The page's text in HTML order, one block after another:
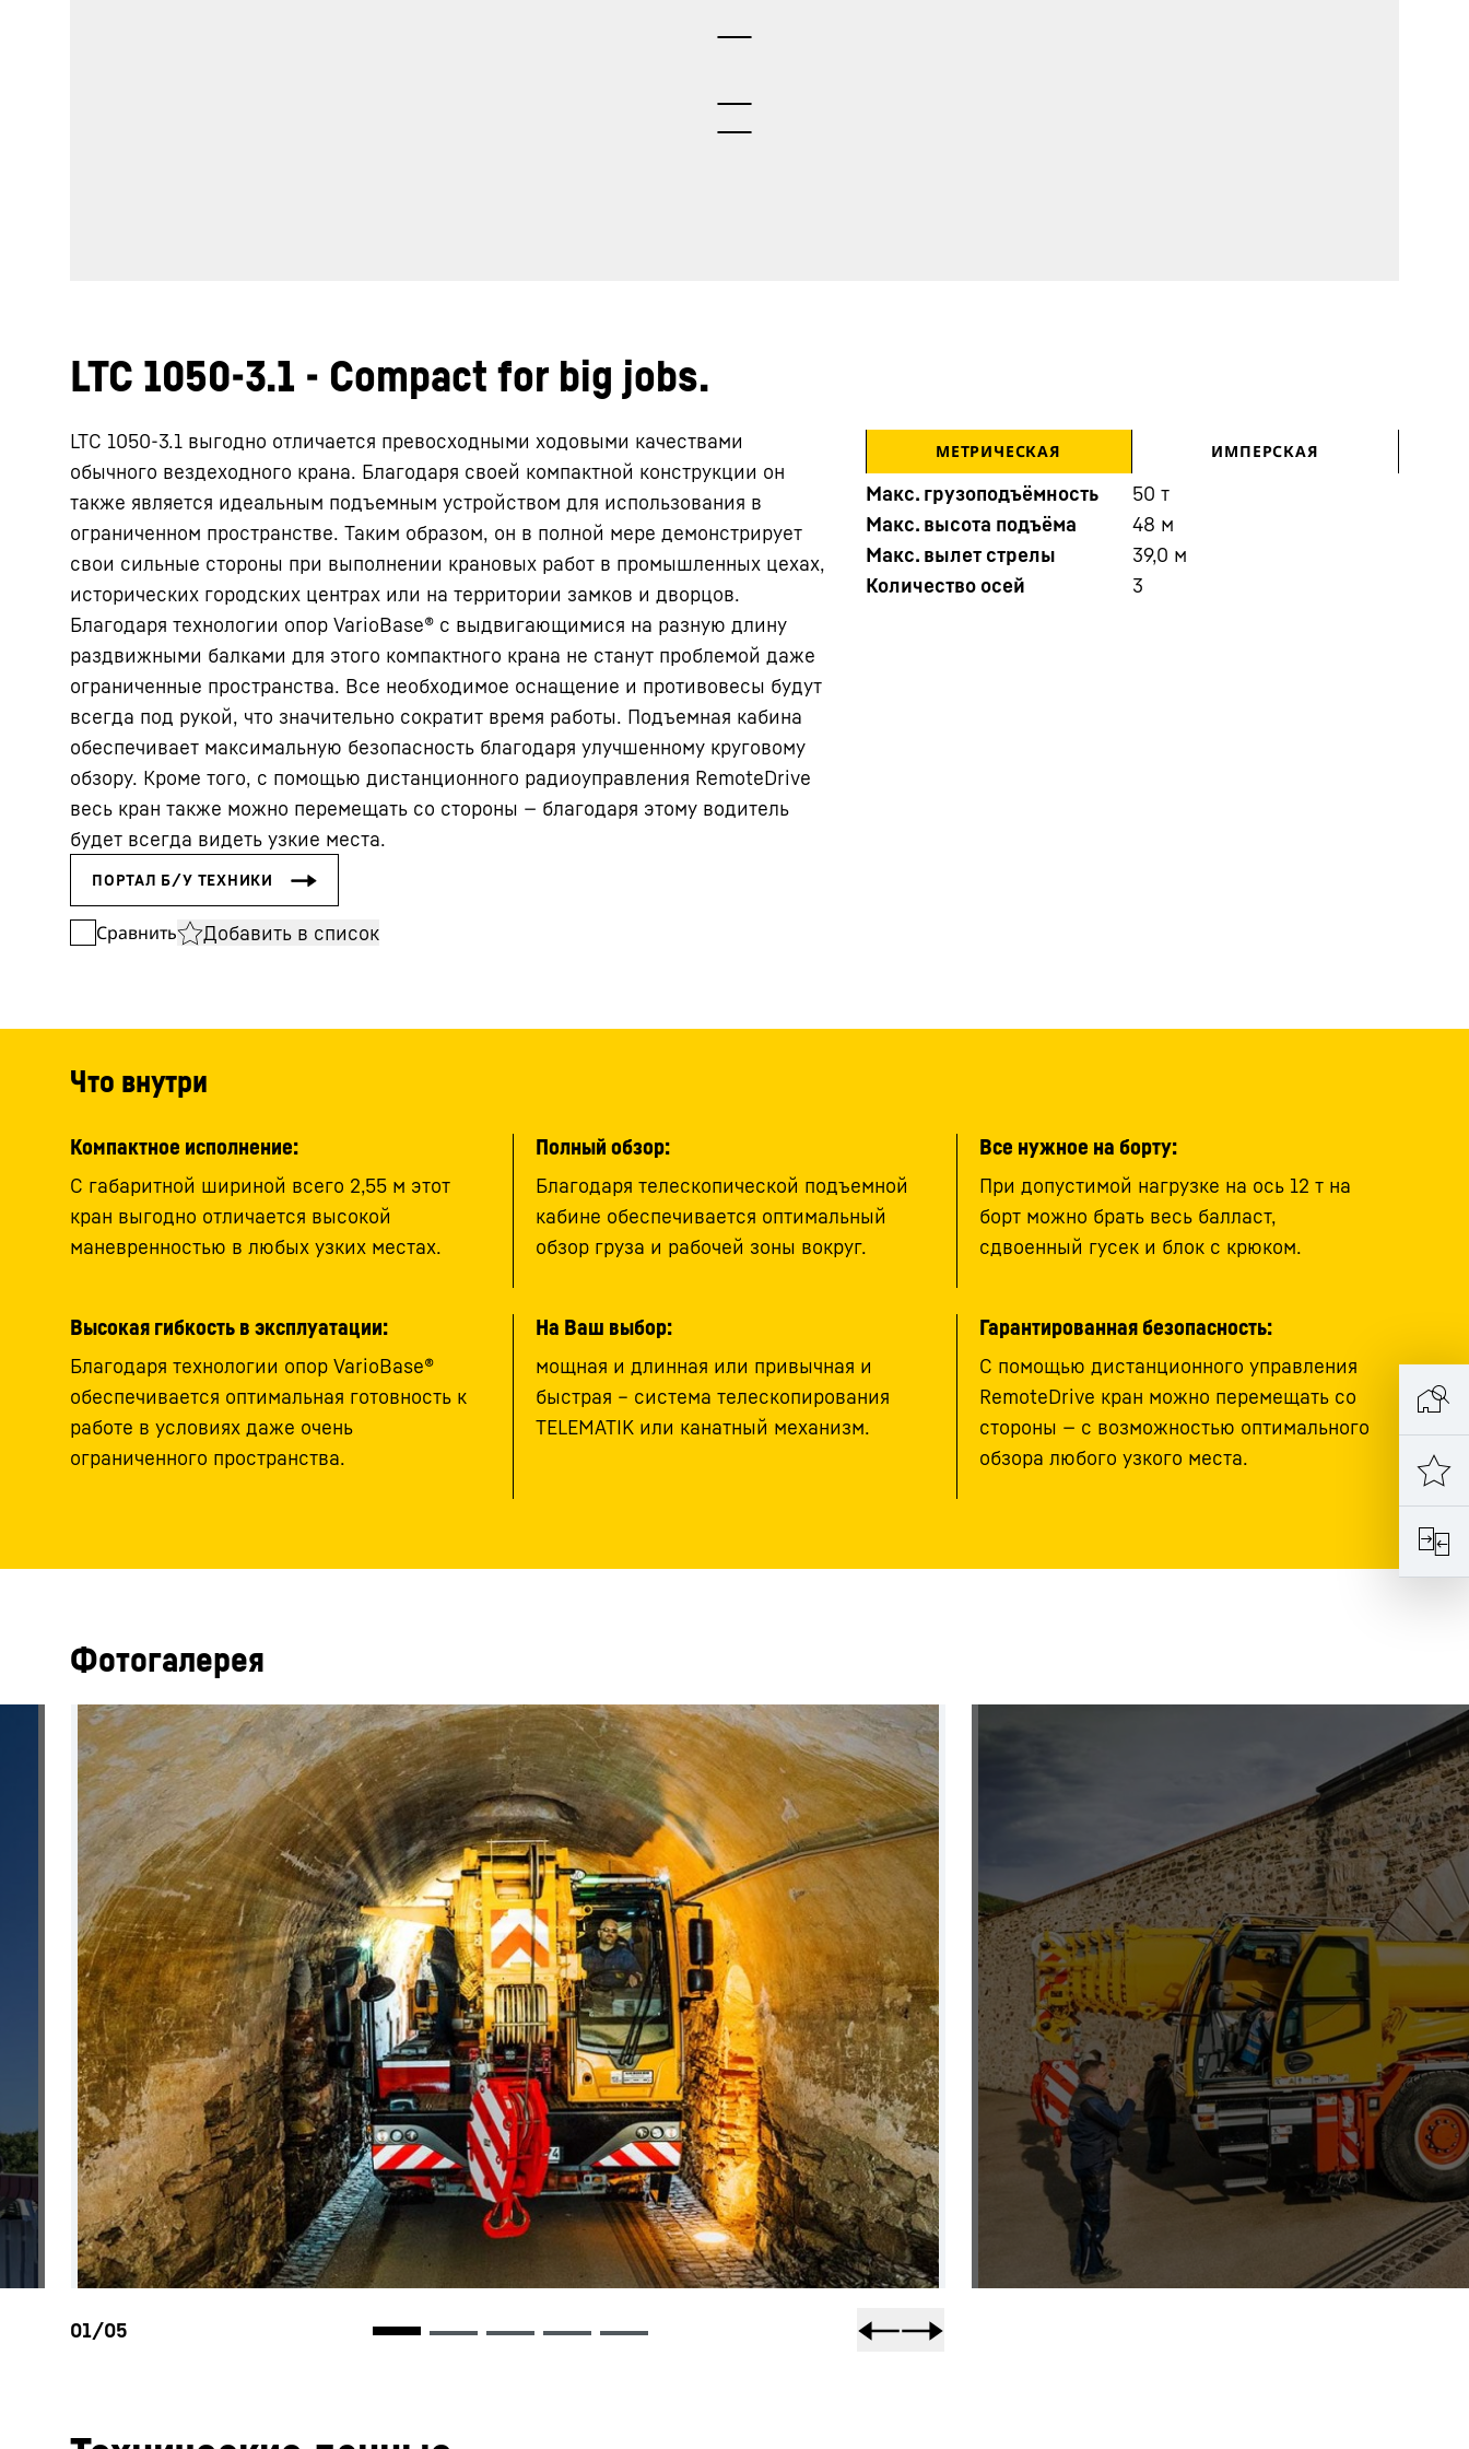
LTC 1050-3.1 - Compact for big jobs.
LTC 1050-3.1 выгодно отличается превосходными ходовыми качествами
обычного вездеходного крана. Благодаря своей компактной конструкции он
также является идеальным подъемным устройством для использования в
ограниченном пространстве. Таким образом, он в полной мере демонстрирует
свои сильные стороны при выполнении крановых работ в промышленных цехах,
исторических городских центрах или на территории замков и дворцов.
Благодаря технологии опор VarioBase® с выдвигающимися на разную длину
раздвижными балками для этого компактного крана не станут проблемой даже
ограниченные пространства. Все необходимое оснащение и противовесы будут
всегда под рукой, что значительно сократит время работы. Подъемная кабина
обеспечивает максимальную безопасность благодаря улучшенному круговому
обзору. Кроме того, с помощью дистанционного радиоуправления RemoteDrive
весь кран также можно перемещать со стороны — благодаря этому водитель
будет всегда видеть узкие места.
Сравнить Добавить в список
МЕТРИЧЕСКАЯ ИМПЕРСКАЯ
Макс. грузоподъёмность 50 т
Макс. высота подъёма
48 м
Макс. вылет стрелы
39,0 м
Количество осей
3
Что внутри
Компактное исполнение:
С габаритной шириной всего 2,55 м этот
кран выгодно отличается высокой
маневренностью в любых узких местах.
Полный обзор:
Благодаря телескопической подъемной
кабине обеспечивается оптимальный
обзор груза и рабочей зоны вокруг.
Все нужное на борту:
При допустимой нагрузке на ось 12 т на
борт можно брать весь балласт,
сдвоенный гусек и блок с крюком.
Высокая гибкость в эксплуатации:
Благодаря технологии опор VarioBase®
обеспечивается оптимальная готовность к
работе в условиях даже очень
ограниченного пространства.
На Ваш выбор:
мощная и длинная или привычная и
быстрая – система телескопирования
TELEMATIK или канатный механизм.
Гарантированная безопасность:
С помощью дистанционного управления
RemoteDrive кран можно перемещать со
стороны — с возможностью оптимального
обзора любого узкого места.
Фотогалерея